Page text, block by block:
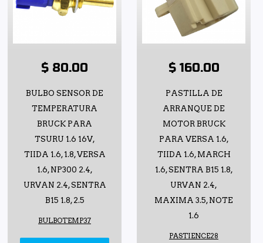
$ 80.00
BULBO SENSOR DE
TEMPERATURA
BRUCK PARA
TSURU 1.6 16V,
TIIDA 1.6, 1.8, VERSA
1.6, NP300 2.4,
URVAN 2.4, SENTRA
B15 1.8, 2.5
BULBOTEMP37
$ 160.00
PASTILLA DE
ARRANQUE DE
MOTOR BRUCK
PARA VERSA 1.6,
TIIDA 1.6, MARCH
1.6, SENTRA B15 1.8,
URVAN 2.4,
MAXIMA 3.5, NOTE
1.6
PASTIENCE28